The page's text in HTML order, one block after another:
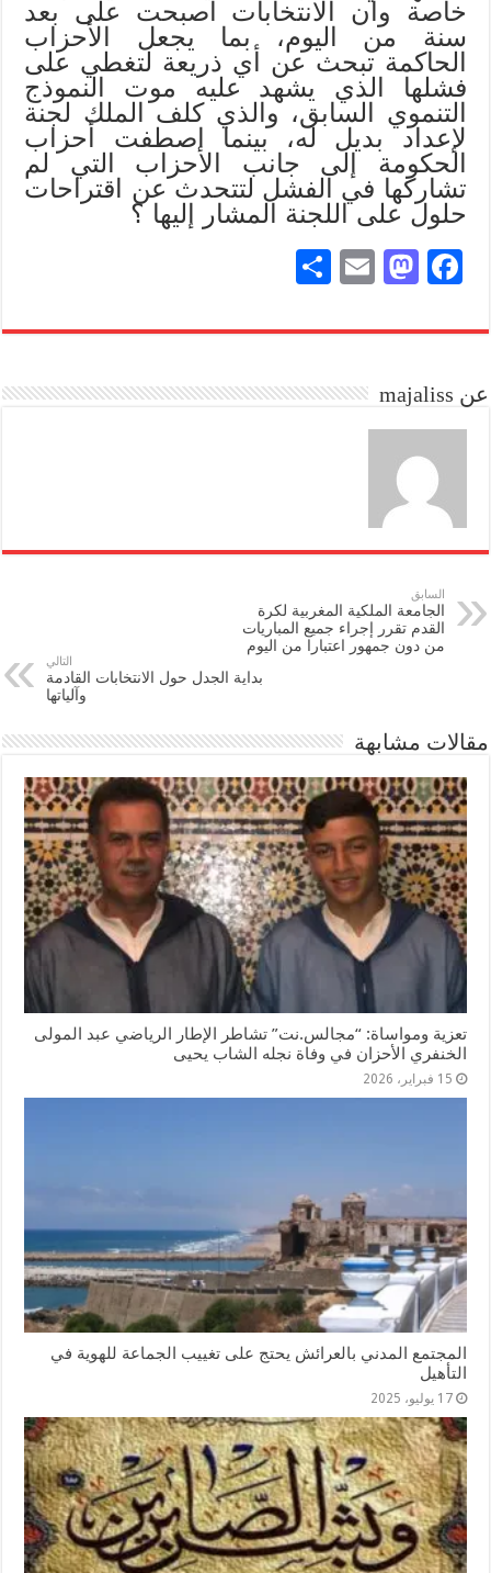
خاصة وان الانتخابات أصبحت على بعد
سنة من اليوم، بما يجعل الأحزاب
الحاكمة تبحث عن أي ذريعة لتغطي على
فشلها الذي يشهد عليه موت النموذج
التنموي السابق، والذي كلف الملك لجنة
لإعداد بديل له، بينما اصطفت أحزاب
الحكومة إلى جانب الأحزاب التي لم
تشاركها في الفشل لتتحدث عن اقتراحات
حلول على اللجنة المشار إليها ؟
Fa
bo
M
to
n
E
ail
re
عن majaliss
السابق
الجامعة الملكية المغربية لكرة
القدم تقرر إجراء جميع المباريات
من دون جمهور اعتبارا من اليوم
التالي
بداية الجدل حول الانتخابات القادمة
وآلياتها
مقالات مشابهة
تعزية ومواساة: “مجالس.نت” تشاطر الإطار الرياضي عبد المولى
الخنفري الأحزان في وفاة نجله الشاب يحيى
15 فبراير، 2026
المجتمع المدني بالعرائش يحتج على تغييب الجماعة للهوية في
التأهيل
17 يوليو، 2025